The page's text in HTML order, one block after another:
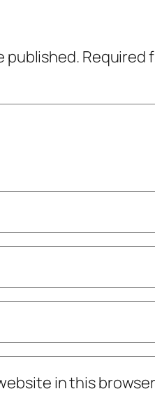
published. Required
in this